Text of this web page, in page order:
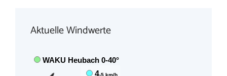
Aktuelle Windwerte